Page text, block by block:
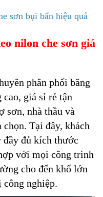
sơn bụi bẩn hiệu quả
nilon che sơn giá
phân phối băng
giá sỉ rẻ tận
sơn, nhà thầu và
Tại đây, khách
đầy đủ kích thước
với mọi công trình
cho đến khổ lớn
công nghiệp.